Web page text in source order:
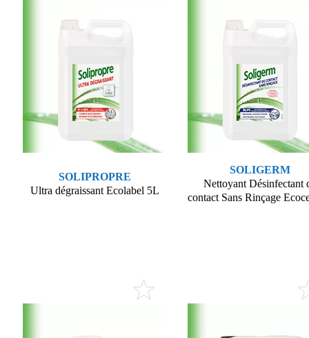
SOLIPROPRE
Ultra dégraissant Ecolabel 5L
SOLIGERM
Nettoyant Désinfectant
contact Sans Rinçage